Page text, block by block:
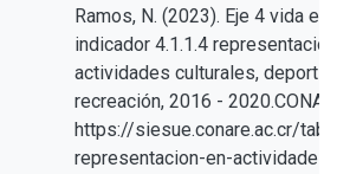
Ramos, N. (2023). Eje 4 vida
indicador 4.1.1.4
actividades culturales,
recreación, 2016 -
https://siesue.conare.ac.cr/
representacion-en-actividades-